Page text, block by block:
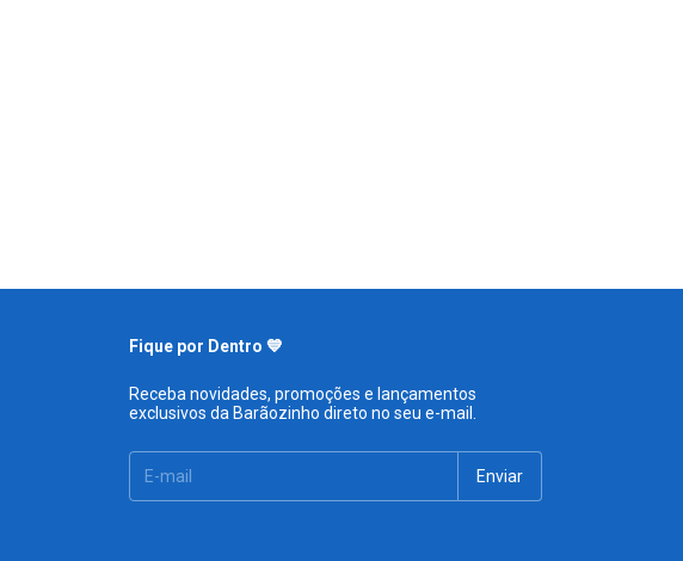
Fique por Dentro 💙
Receba novidades, promoções e lançamentos
exclusivos da Barãozinho direto no seu e-mail.